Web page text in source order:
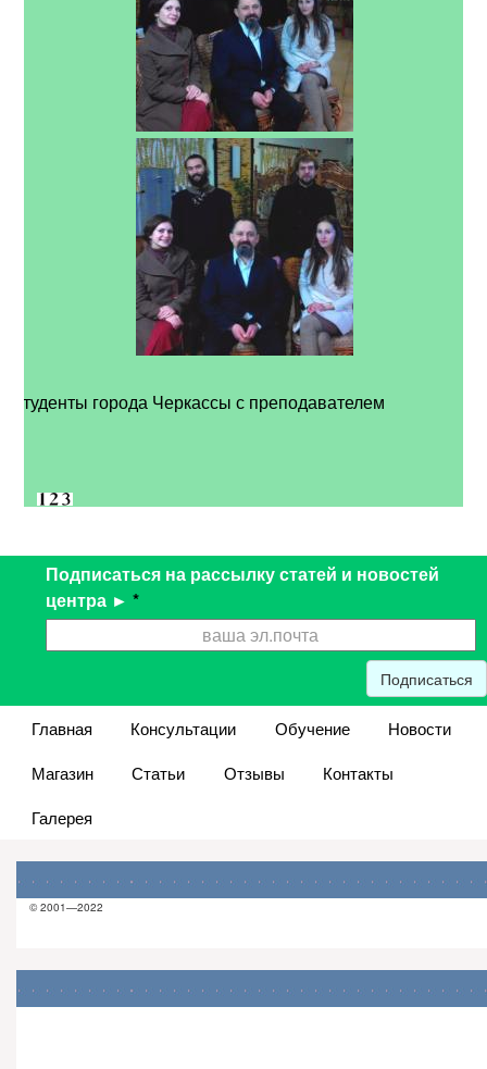
Студенты города Черкассы с преподавателем
Подписаться на рассылку статей и новостей
центра ► *
Подписаться
Главная Консультации Обучение
Новости
Магазин
Статьи Отзывы
Контакты
Галерея
© 2001—2022